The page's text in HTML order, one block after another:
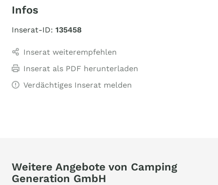
Infos
Inserat-ID: 135458
Inserat weiterempfehlen
Inserat als PDF herunterladen
Verdächtiges Inserat melden
Weitere Angebote von Camping
Generation GmbH